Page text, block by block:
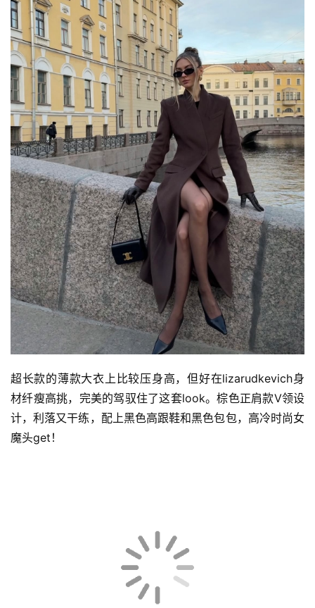
超长款的薄款大衣上比较压身高，但好在lizarudkevich身
材纤瘦高挑，完美的驾驭住了这套look。棕色正肩款V领设
计，利落又干练，配上黑色高跟鞋和黑色包包，高冷时尚女
魔头get！